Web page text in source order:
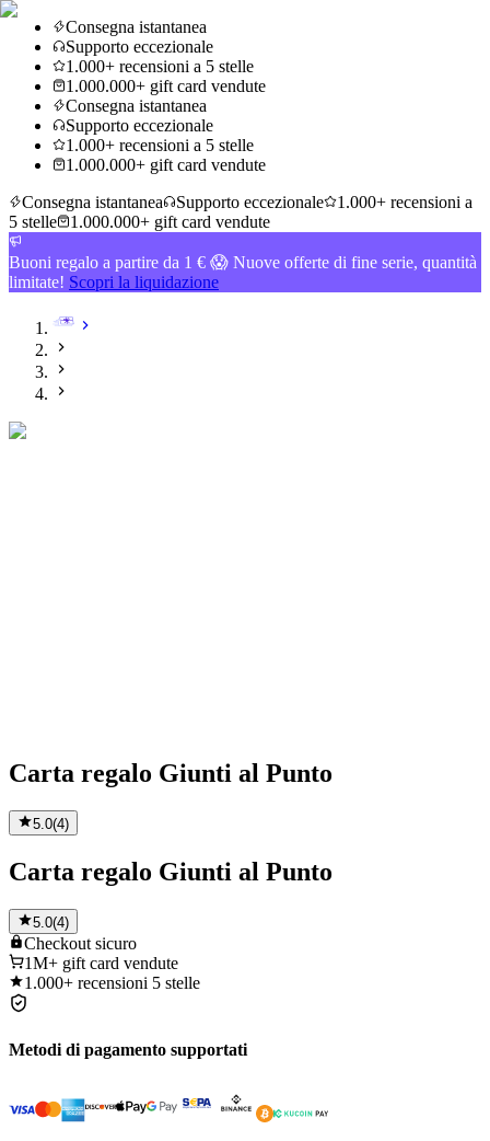
Consegna istantanea
Supporto eccezionale
1.000+ recensioni a 5 stelle
1.000.000+ gift card vendute
Consegna istantanea
Supporto eccezionale
1.000+ recensioni a 5 stelle
1.000.000+ gift card vendute
Consegna istantanea
Supporto eccezionale
1.000+ recensioni a
5 stelle
1.000.000+ gift card vendute
Buoni regalo a partire da 1 € 😱 Nuove offerte di fine serie, quantità
limitate! Scopri la liquidazione
Carta regalo Giunti al Punto
5.0(4)
Carta regalo Giunti al Punto
5.0(4)
Checkout sicuro
1M+ gift card vendute
1.000+ recensioni 5 stelle
Metodi di pagamento supportati